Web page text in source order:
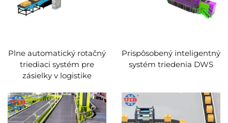
Plne automatický rotačný
triediaci systém pre
zásielky v logistike
Prispôsobený inteligentný
systém triedenia DWS